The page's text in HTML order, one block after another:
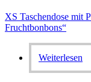
XS Taschendose mit
Fruchtbonbons“
Weiterlesen